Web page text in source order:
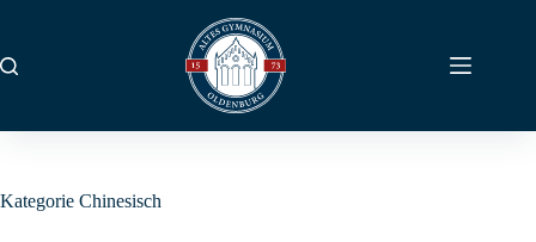
Kategorie Chinesisch